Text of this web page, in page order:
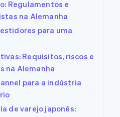
Regulamentos e
na Alemanha
para uma
Requisitos, riscos e
na Alemanha
para a indústria
de varejo japonês: